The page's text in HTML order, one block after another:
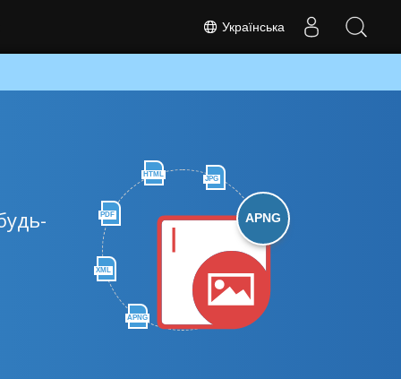
Українська
HTML
JPG
PDF
XML
APNG
APNG